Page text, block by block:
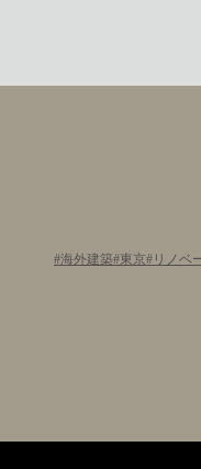
海外建築 東京 リノベ